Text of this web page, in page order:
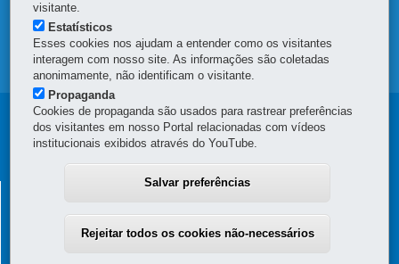
MAPA DO SITE
Navegação
principal
SUPERINTENDÊNCIA GERAL DE
Rua Jacy Loureiro de Campos, s/n - 4º Andar - Ala C - Centro Cívico
visitante.
Estatísticos
Esses cookies nos ajudam a entender como os visitantes
interagem com nosso site. As informações são coletadas
anonimamente, não identificam o visitante.
Propaganda
Cookies de propaganda são usados para rastrear preferências
dos visitantes em nosso Portal relacionadas com vídeos
institucionais exibidos através do YouTube.
Salvar preferências
Rejeitar todos os cookies não-necessários